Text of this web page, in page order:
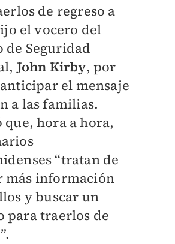
de regreso a
el vocero del
de Seguridad
John Kirby, por
el mensaje
a las familias.
que, hora a hora,
“tratan de
más información
y buscar un
para traerlos de